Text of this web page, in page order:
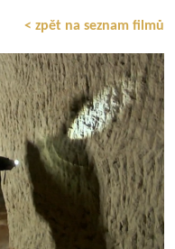
< zpět na seznam filmů